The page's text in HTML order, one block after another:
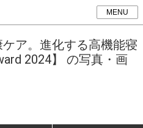
MENU
ア。進化する高機能寝
2024】 の写真・画